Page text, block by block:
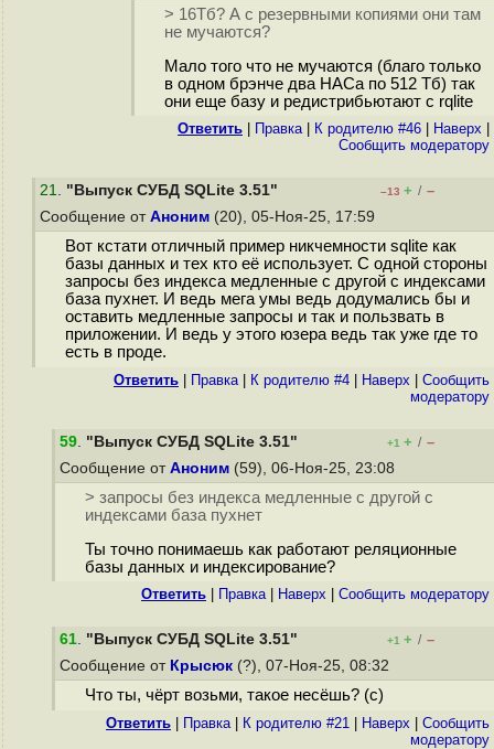
> 16Тб? А с резервными копиями они там
не мучаются?
Мало того что не мучаются (благо только
в одном брэнче два НАСа по 512 Тб) так
они еще базу и редистрибьютают с rqlite
Ответить Правка| К родителю #46 Наверх
Cообщить модератору
21. "Выпуск СУБД SQLite 3.51" –13 + / –
Сообщение от Аноним (20), 05-Ноя-25, 17:59
Вот кстати отличный пример никчемности sqlite как
базы данных и тех кто её использует. С одной стороны
запросы без индекса медленные с другой с индексами
база пухнет. И ведь мега умы ведь додумались бы и
оставить медленные запросы и так и пользвать в
приложении. И ведь у этого юзера ведь так уже где то
есть в проде.
Ответить Правка| К родителю #4 Наверх
Cообщить
модератору
59. "Выпуск СУБД SQLite 3.51" +1 + / –
Сообщение от Аноним (59), 06-Ноя-25, 23:08
> запросы без индекса медленные с другой с
индексами база пухнет
Ты точно понимаешь как работают реляционные
базы данных и индексирование?
Ответить Правка| Наверх Cообщить модератору
61. "Выпуск СУБД SQLite 3.51" +1 + / –
Сообщение от Крысюк (?), 07-Ноя-25, 08:32
Что ты, чёрт возьми, такое несёшь? (с)
Ответить Правка| К родителю #21 Наверх
Cообщить
модератору